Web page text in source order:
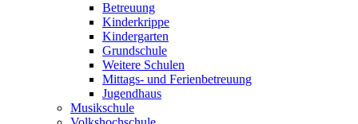
Betreuung
Kinderkrippe
Kindergarten
Grundschule
Weitere Schulen
Mittags- und Ferienbetreuung
Jugendhaus
Musikschule